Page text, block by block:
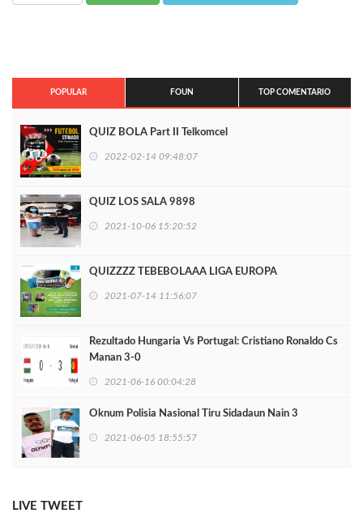
POPULAR FOUN TOP COMENTARIO
QUIZ BOLA Part II Telkomcel
2022-02-14 09:48:07
QUIZ LOS SALA 9898
2021-10-06 15:20:52
QUIZZZZ TEBEBOLAAA LIGA EUROPA
2021-07-14 11:56:07
Rezultado Hungaria Vs Portugal: Cristiano Ronaldo Cs
Manan 3-0
2021-06-16 00:04:28
Oknum Polisia Nasional Tiru Sidadaun Nain 3
2021-06-05 18:55:57
LIVE TWEET